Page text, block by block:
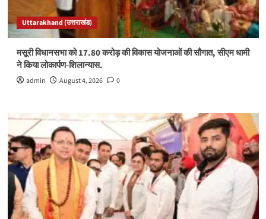
Uttarakhand (उत्तराखंड)
मसूरी विधानसभा को 17.80 करोड़ की विकास योजनाओं की सौगात, सीएम धामी
ने किया लोकार्पण-शिलान्यास.
admin August 4, 2026 0